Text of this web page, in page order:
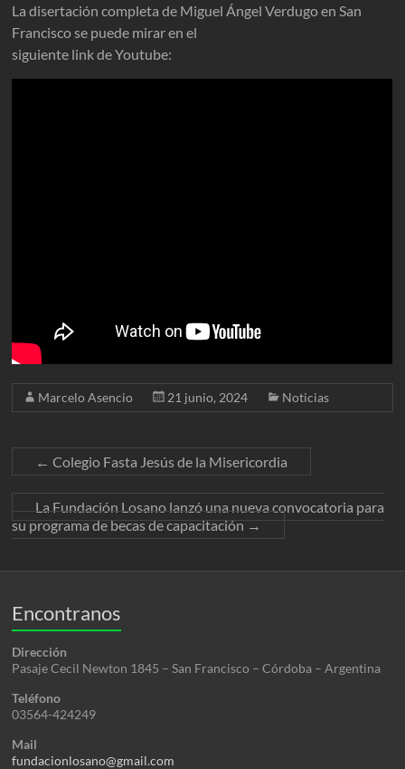
La disertación completa de Miguel Ángel Verdugo en San
Francisco se puede mirar en el
siguiente link de Youtube:
Marcelo Asencio 21 junio, 2024 Noticias
← Colegio Fasta Jesús de la Misericordia
La Fundación Losano lanzó una nueva convocatoria para
su programa de becas de capacitación→
Encontranos
Dirección
Pasaje Cecil Newton 1845 – San Francisco – Córdoba – Argentina
Teléfono
03564-424249
Mail
fundacionlosano@gmail.com